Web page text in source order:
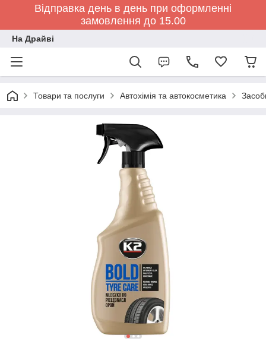
Відправка день в день при оформленні
замовлення до 15.00
На Драйві
Товари та послуги Автохімія та автокосметика